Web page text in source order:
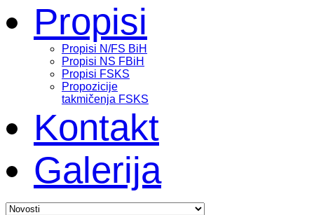
Propisi
Propisi N/FS BiH
Propisi NS FBiH
Propisi FSKS
Propozicije
takmičenja FSKS
Kontakt
Galerija